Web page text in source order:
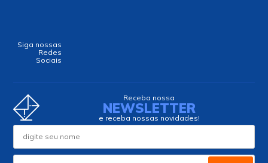
Siga nossas
Redes
Sociais
Receba nossa
NEWSLETTER
e receba nossas novidades!